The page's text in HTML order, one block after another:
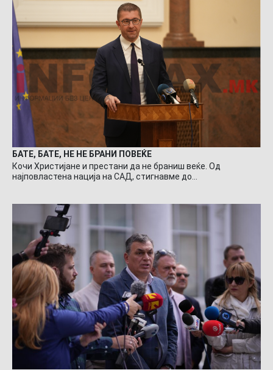
БАТЕ, БАТЕ, НЕ НЕ БРАНИ ПОВЕЌЕ
Кочи Христијане и престани да не браниш веќе. Од
најповластена нација на САД, стигнавме до…